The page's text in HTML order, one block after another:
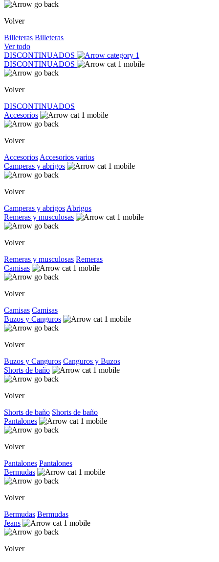
Volver
Billeteras Billeteras
Ver todo
DISCONTINUADOS
DISCONTINUADOS
Volver
DISCONTINUADOS
Accesorios
Volver
Accesorios Accesorios varios
Camperas y abrigos
Volver
Camperas y abrigos Abrigos
Remeras y musculosas
Volver
Remeras y musculosas Remeras
Camisas
Volver
Camisas Camisas
Buzos y Canguros
Volver
Buzos y Canguros Canguros y Buzos
Shorts de baño
Volver
Shorts de baño Shorts de baño
Pantalones
Volver
Pantalones Pantalones
Bermudas
Volver
Bermudas Bermudas
Jeans
Volver